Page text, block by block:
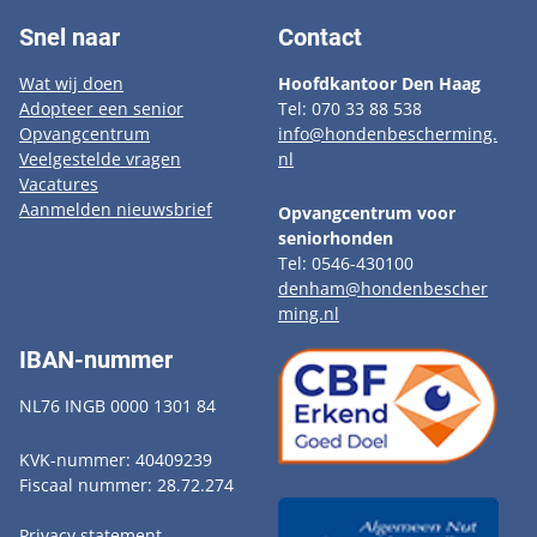
Snel naar
Wat wij doen
Adopteer een senior
Opvangcentrum
Veelgestelde vragen
Vacatures
Aanmelden nieuwsbrief
Contact
Hoofdkantoor Den Haag
Tel: 070 33 88 538
info@hondenbescherming.
nl
Opvangcentrum voor
seniorhonden
Tel: 0546-430100
denham@hondenbescher
ming.nl
IBAN-nummer
NL76 INGB 0000 1301 84
KVK-nummer: 40409239
Fiscaal nummer: 28.72.274